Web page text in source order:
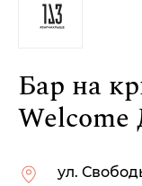
Бар на
Welcome
ул.